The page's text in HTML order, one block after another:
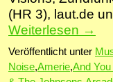
(HR 3), laut.de
Weiterlesen →
Veröffentlicht unter
Noise,Amerie,And